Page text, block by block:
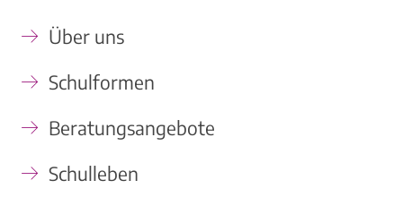
Über uns
Schulformen
Beratungsangebote
Schulleben